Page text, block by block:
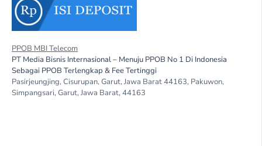
PPOB MBI Telecom
PT Media Bisnis Internasional – Menuju PPOB No 1 Di Indonesia
Sebagai PPOB Terlengkap & Fee Tertinggi
Pasirjeungjing, Cisurupan, Garut, Jawa Barat 44163, Pakuwon,
Simpangsari, Garut, Jawa Barat, 44163